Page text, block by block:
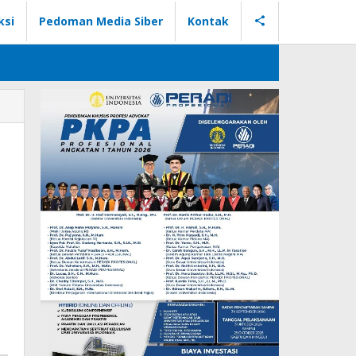
Pedoman Media Siber Kontak